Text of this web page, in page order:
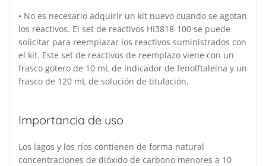
• No es necesario adquirir un kit nuevo cuando se agotan
los reactivos. El set de reactivos HI3818-100 se puede
solicitar para reemplazar los reactivos suministrados con
el kit. Este set de reactivos de reemplazo viene con un
frasco gotero de 10 mL de indicador de fenolftaleína y un
frasco de 120 mL de solución de titulación.
Importancia de uso
Los lagos y los ríos contienen de forma natural
concentraciones de dióxido de carbono menores a 10